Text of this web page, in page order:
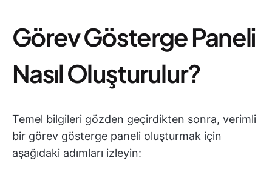
Görev Gösterge Paneli
Nasıl Oluşturulur?
Temel bilgileri gözden geçirdikten sonra, verimli
bir görev gösterge paneli oluşturmak için
aşağıdaki adımları izleyin: